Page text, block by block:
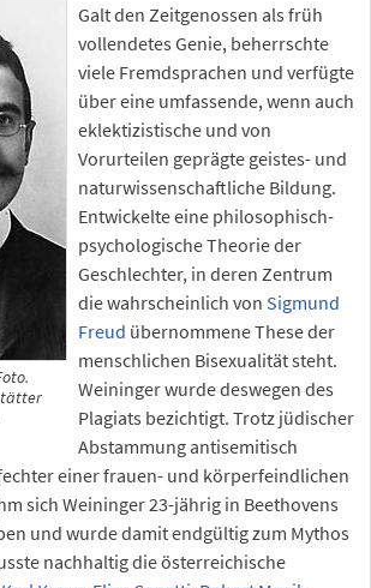
Galt den Zeitgenossen als früh
vollendetes Genie, beherrschte
viele Fremdsprachen und verfügte
über eine umfassende, wenn auch
eklektizistische und von
Vorurteilen geprägte geistes- und
naturwissenschaftliche Bildung.
Entwickelte eine philosophisch-
psychologische Theorie der
Geschlechter, in deren Zentrum
die wahrscheinlich von Sigmund
Freud übernommene These der
menschlichen Bisexualität steht.
Weininger wurde deswegen des
Plagiats bezichtigt. Trotz jüdischer
Abstammung antisemitisch
einer frauen- und körperfeindlichen
sich Weininger 23-jährig in Beethovens
und wurde damit endgültig zum Mythos
nachhaltig die österreichische